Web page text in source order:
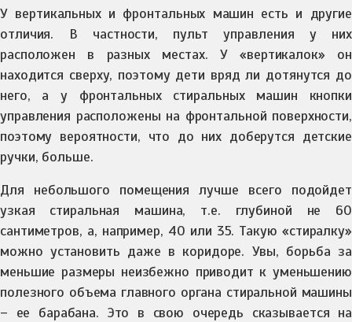
У вертикальных и фронтальных машин есть и другие
отличия. В частности, пульт управления у них
расположен в разных местах. У «вертикалок» он
находится сверху, поэтому дети вряд ли дотянутся до
него, а у фронтальных стиральных машин кнопки
управления расположены на фронтальной поверхности,
поэтому вероятности, что до них доберутся детские
ручки, больше.
Для небольшого помещения лучше всего подойдет
узкая стиральная машина, т.е. глубиной не 60
сантиметров, а, например, 40 или 35. Такую «стиралку»
можно установить даже в коридоре. Увы, борьба за
меньшие размеры неизбежно приводит к уменьшению
полезного объема главного органа стиральной машины
– ее барабана. Это в свою очередь сказывается на